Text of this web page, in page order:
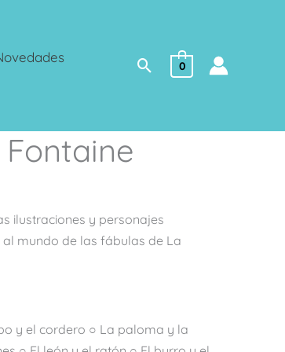
Buscar
0
ilustraciones y personajes
mundo de las fábulas de La
y el cordero ○ La paloma y la